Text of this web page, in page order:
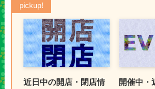
pickup!
近日中の開店・閉店情
開催中・